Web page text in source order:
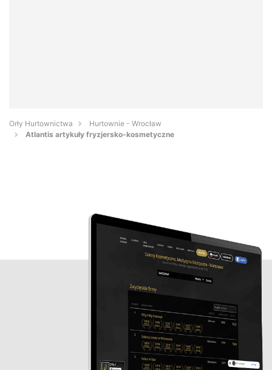
Orły Hurtownictwa
Hurtownie - Wrocław
Atlantis artykuły fryzjersko-kosmetyczne